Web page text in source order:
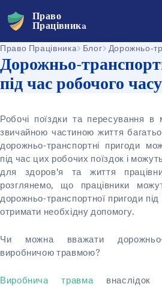
Право
Працівникa
Дорожньо-
під час робочого часу
Право Працівникa Блог Дорожньо-
Робочі поїздки та пересування
звичайною частиною життя
дорожньо-транспортні пригоди
під час цих робочих поїздок і
для здоров'я та життя
розглянемо, що працівники
дорожньо-транспортної пригоди
отримати необхідну допомогу.
Чи можна вважати дорожньо-
виробничою травмою?
Виробнича травмавнаслідок